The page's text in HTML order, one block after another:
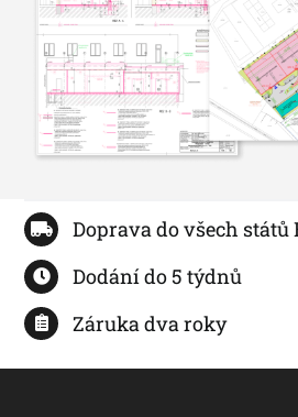
Doprava do všech států
Dodání do 5 týdnů
Záruka dva roky